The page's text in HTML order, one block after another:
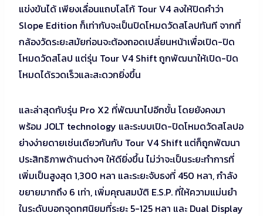
แข่งขันได้ เพียงเลื่อนแถบโลโก้ Tour V4 ลงให้ปิดคำว่า
Slope Edition ก็เท่ากับจะเป็นปิดโหมดวัดสโลปทันที จากที่
กล้องวัดระยะสมัยก่อนจะต้องถอดเปลี่ยนหน้าเพื่อเปิด-ปิด
โหมดวัดสโลป แต่รุ่น Tour V4 Shift ถูกพัฒนาให้เปิด-ปิด
โหมดได้รวดเร็วและสะดวกยิ่งขึ้น
และล่าสุดกับรุ่น Pro X2 ที่พัฒนาไปอีกขั้น โดยยังคงมา
พร้อม JOLT technology และระบบเปิด-ปิดโหมดวัดสโลปอ
ย่างง่ายดายเช่นเดียวกันกับ Tour V4 Shift แต่ก็ถูกพัฒนา
ประสิทธิภาพด้านต่างๆ ให้ดียิ่งขึ้น ไม่ว่าจะเป็นระยะทำการที่
เพิ่มเป็นสูงสุด 1,300 หลา และระยะจับธงที่ 450 หลา, กำลัง
ขยายมากถึง 6 เท่า, เพิ่มคุณสมบัติ E.S.P. ที่ให้ความแม่นยำ
ในระดับบอกจุดทศนิยมที่ระยะ 5-125 หลา และ Dual Display